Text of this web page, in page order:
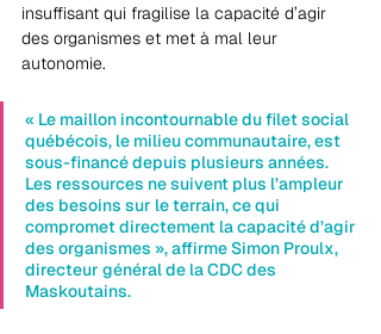
insuffisant qui fragilise la capacité d’agir
des organismes et met à mal leur
autonomie.
« Le maillon incontournable du filet social
québécois, le milieu communautaire, est
sous-financé depuis plusieurs années.
Les ressources ne suivent plus l’ampleur
des besoins sur le terrain, ce qui
compromet directement la capacité d’agir
des organismes », affirme Simon Proulx,
directeur général de la CDC des
Maskoutains.